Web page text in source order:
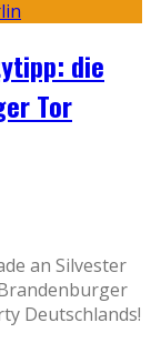
die
Tor
an Silvester
Deutschlands!